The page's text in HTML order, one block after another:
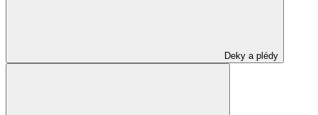
Deky a plédy